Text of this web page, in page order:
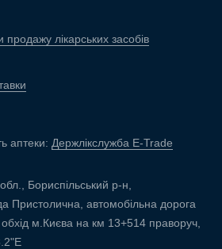
лікарських засобів
аптеки: Держлікслужба E-Trade
Бориспільський р-н,
Пристолична, автомобільна дорога
обхід м.Києва на км 13+514 праворуч,